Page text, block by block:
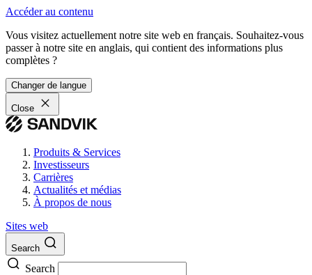
Accéder au contenu
Vous visitez actuellement notre site web en français. Souhaitez-vous
passer à notre site en anglais, qui contient des informations plus
complètes ?
Changer de langue
Close
Produits & Services
Investisseurs
Carrières
Actualités et médias
À propos de nous
Sites web
Search
Search